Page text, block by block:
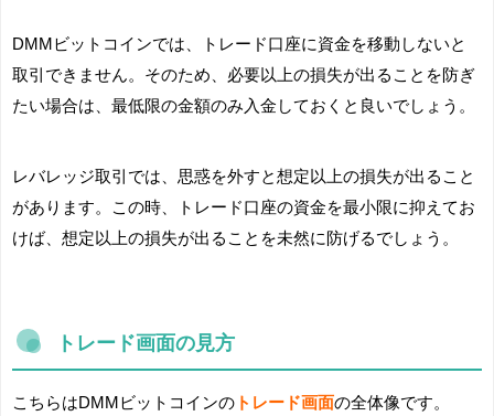
DMMビットコインでは、トレード口座に資金を移動しないと
取引できません。そのため、必要以上の損失が出ることを防ぎ
たい場合は、最低限の金額のみ入金しておくと良いでしょう。
レバレッジ取引では、思惑を外すと想定以上の損失が出ること
があります。この時、トレード口座の資金を最小限に抑えてお
けば、想定以上の損失が出ることを未然に防げるでしょう。
トレード画面の見方
こちらはDMMビットコインの トレード画面の全体像です。